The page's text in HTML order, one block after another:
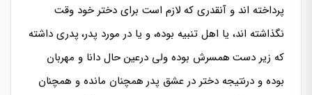
پرداخته اند و آنقدری که لازم است برای دختر خود وقت
نگذاشته اند، یا اهل تنبیه بوده، و یا در مورد پدر، پدری داشته
که زیر دست همسرش بوده ولی درعین حال دانا و مهربان
بوده و درنتیجه دختر در عشق پدر همچنان مانده و همچنان